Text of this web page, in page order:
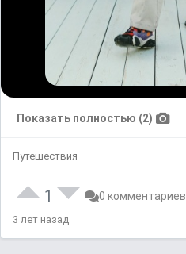
Показать полностью (2)
Путешествия
1 0 комментариев
3 лет назад